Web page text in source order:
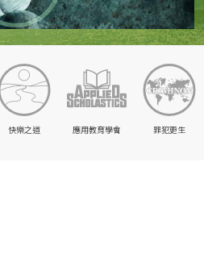
快樂之道
應用教育學會 罪犯更生